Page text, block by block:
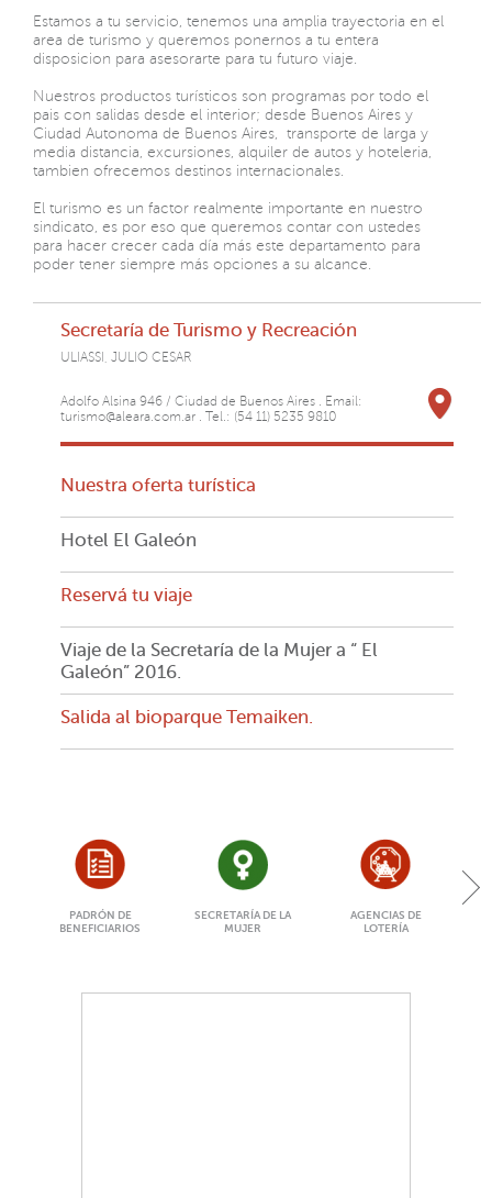
Estamos a tu servicio, tenemos una amplia trayectoria en el
area de turismo y queremos ponernos a tu entera
disposicion para asesorarte para tu futuro viaje.
Nuestros productos turísticos son programas por todo el
pais con salidas desde el interior; desde Buenos Aires y
Ciudad Autonoma de Buenos Aires, transporte de larga y
media distancia, excursiones, alquiler de autos y hoteleria,
tambien ofrecemos destinos internacionales.
El turismo es un factor realmente importante en nuestro
sindicato, es por eso que queremos contar con ustedes
para hacer crecer cada día más este departamento para
poder tener siempre más opciones a su alcance.
Secretaría de Turismo y Recreación
ULIASSI, JULIO CESAR
Adolfo Alsina 946 / Ciudad de Buenos Aires . Email:
turismo@aleara.com.ar . Tel.: (54 11) 5235 9810
Nuestra oferta turística
Hotel El Galeón
Reservá tu viaje
Viaje de la Secretaría de la Mujer a “ El
Galeón” 2016.
Salida al bioparque Temaiken.
PADRÓN DE
BENEFICIARIOS
SECRETARÍA DE LA
MUJER
AGENCIAS DE
LOTERÍA